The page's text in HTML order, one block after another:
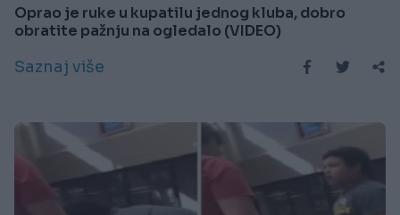
Oprao je ruke u kupatilu jednog kluba, dobro
obratite pažnju na ogledalo (VIDEO)
Saznaj više